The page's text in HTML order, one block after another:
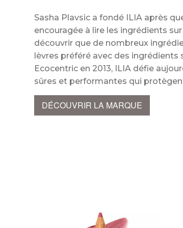
Sasha Plavsic a fondé ILIA après
encouragée à lire les ingrédients
découvrir que de nombreux
lèvres préféré avec des ingrédients
Ecocentric en 2013, ILIA défie
sûres et performantes qui
DÉCOUVRIR LA MARQUE